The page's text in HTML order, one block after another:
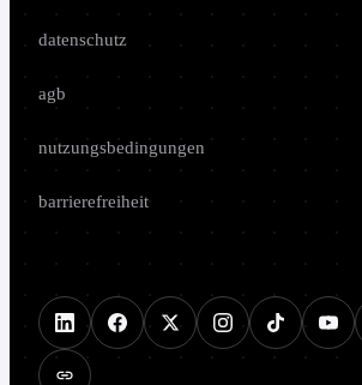
datenschutz
agb
nutzungsbedingungen
barrierefreiheit